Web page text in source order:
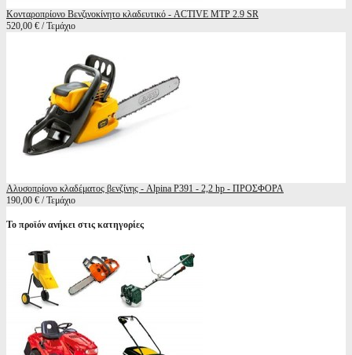
Κονταροπρίονο Βενζινοκίνητο κλαδευτικό - ACTIVE MTP 2.9 SR
520,00 € / Τεμάχιο
Αλυσοπρίονο κλαδέματος βενζίνης - Alpina P391 - 2,2 hp - ΠΡΟΣΦΟΡΑ
190,00 € / Τεμάχιο
Το προϊόν ανήκει στις κατηγορίες